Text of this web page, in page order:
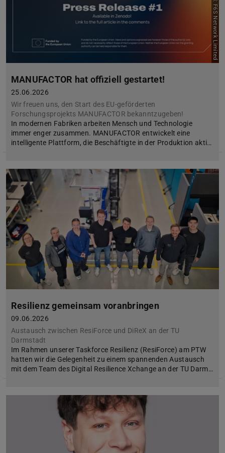
Bild: F6S Network Limited
MANUFACTOR hat offiziell gestartet!
25.06.2026
Wir freuen uns, den Start des EU-geförderten
Forschungsprojekts MANUFACTOR bekanntzugeben!
In modernen Fabriken arbeiten Mensch und Technologie
immer enger zusammen. MANUFACTOR entwickelt eine
intelligente Plattform, die Beschäftigte in der Produktion akti…
Resilienz gemeinsam voranbringen
09.06.2026
Austausch zwischen ResiForce und DiReX an der TU
Darmstadt
Im Rahmen unserer Taskforce Resilienz (ResiForce) am PTW
hatten wir die Gelegenheit zu einem spannenden Austausch
mit dem Team des Digital Resilience Xchange an der TU Darm…